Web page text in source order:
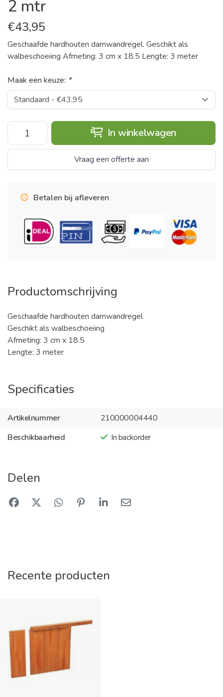
2 mtr
€43,95
Geschaafde hardhouten damwandregel. Geschikt als
walbeschoeiing Afmeting: 3 cm x 18.5 Lengte: 3 meter
Maak een keuze: *
In winkelwagen
Vraag een offerte aan
Betalen bij afleveren
Productomschrijving
Geschaafde hardhouten damwandregel
Geschikt als walbeschoeiing
Afmeting: 3 cm x 18.5
Lengte: 3 meter
Specificaties
Artikelnummer
210000004440
Beschikbaarheid
In backorder
Delen
Recente producten